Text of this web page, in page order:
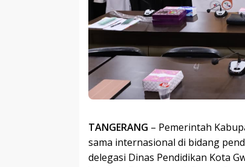
TANGERANG – Pemerintah
sama internasional di bidang
delegasi Dinas Pendidikan Kota